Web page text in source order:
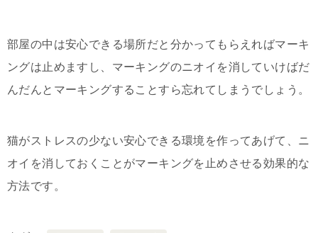
部屋の中は安心できる場所だと分かってもらえればマーキ
ングは止めますし、マーキングのニオイを消していけばだ
んだんとマーキングすることすら忘れてしまうでしょう。
猫がストレスの少ない安心できる環境を作ってあげて、ニ
オイを消しておくことがマーキングを止めさせる効果的な
方法です。